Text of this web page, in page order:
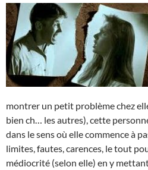
montrer un petit problème chez
bien ch… les autres), cette
dans le sens où elle commence à
limites, fautes, carences, le tout
médiocrité (selon elle) en y